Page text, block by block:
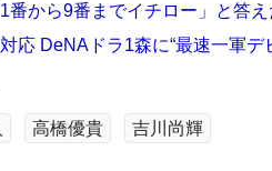
番から9番までイチロー」と答
応 DeNAドラ1森に“最速一軍デ
高橋優貴 吉川尚輝